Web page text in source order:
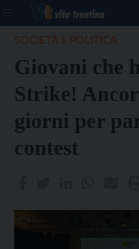
Giovani che
Strike!
giorni per
contest